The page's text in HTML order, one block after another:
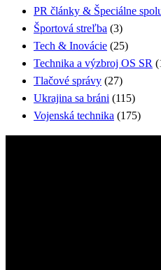
PR články & Špeciálne
Športová streľba (3)
Tech & Inovácie (25)
Technika a výzbroj OS SR
Tlačové správy (27)
Ukrajina sa bráni (115)
Vojenská technika (175)